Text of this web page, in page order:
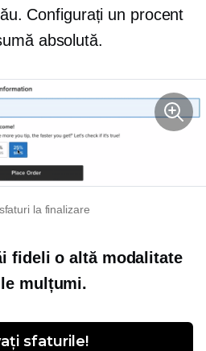
Configurați un procent
absolută.
la finalizare
fideli o altă modalitate
mulțumi.
sfaturile!